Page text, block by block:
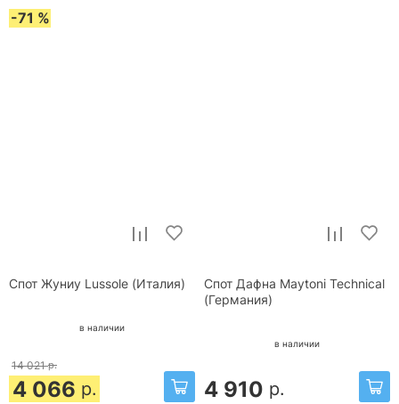
-71 %
Спот Жуниу Lussole (Италия)
в наличии
14 021 р.
4 066 р.
Спот Дафна Maytoni Technical
(Германия)
в наличии
4 910 р.